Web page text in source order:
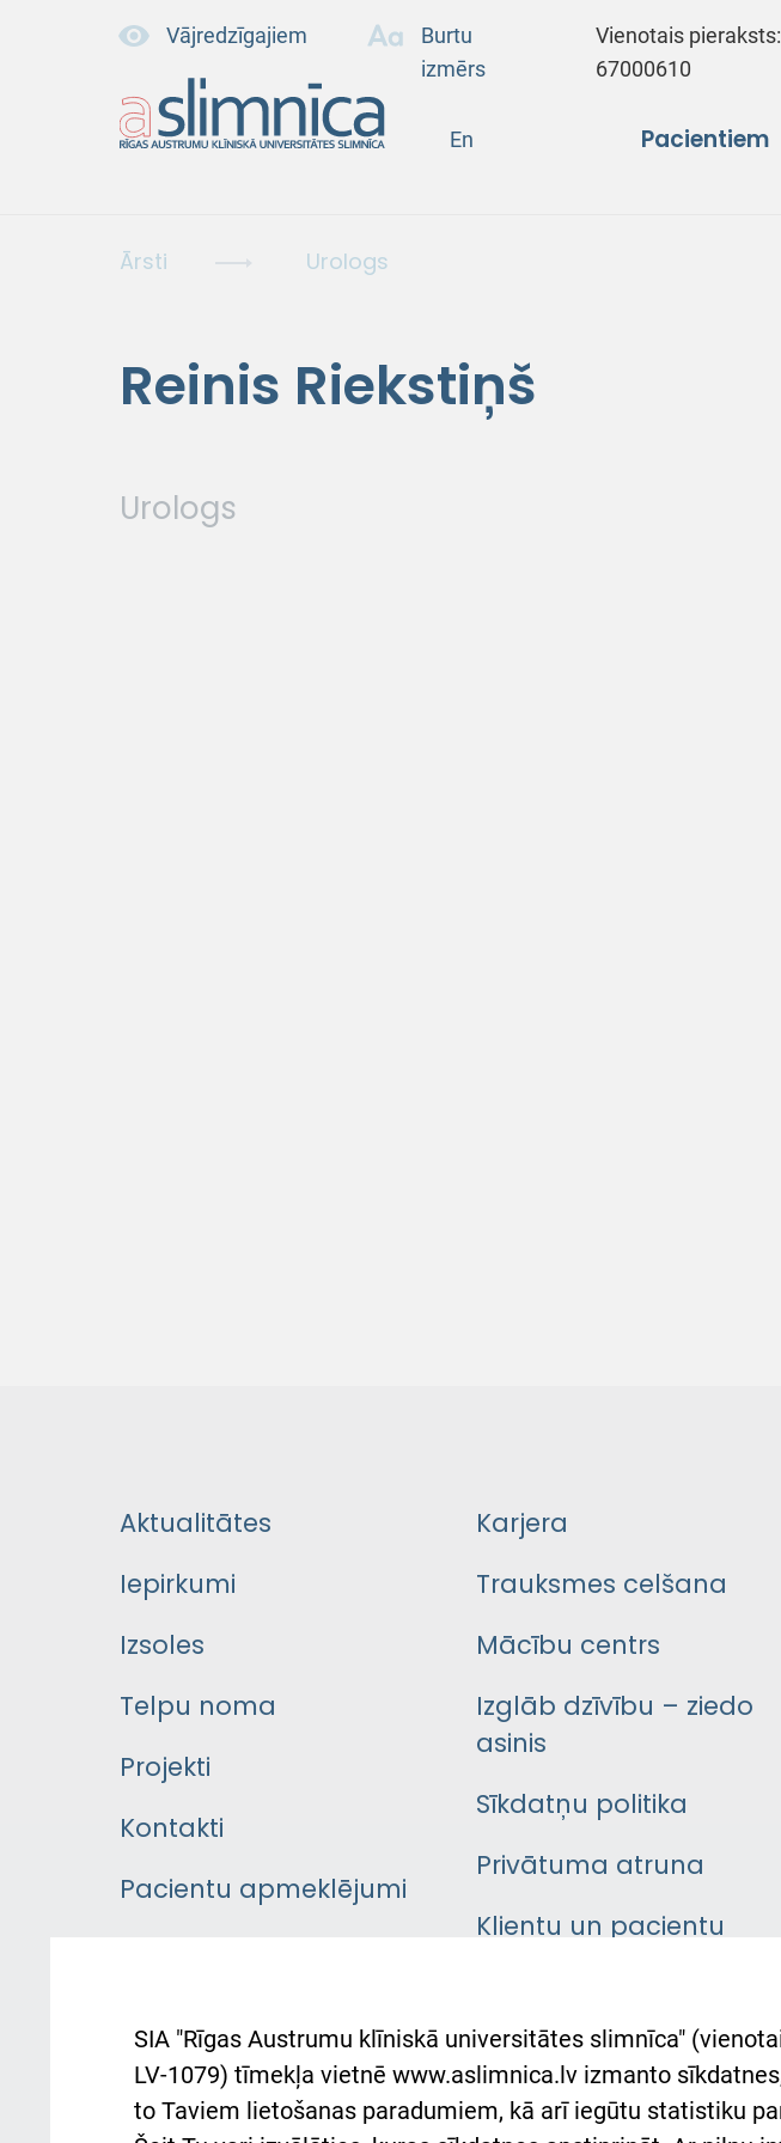
Vājredzīgajiem
Burtu
izmērs
Vienotais
67000610
En Pacientiem
Ārsti Urologs
Reinis Riekstiņš
Urologs
Aktualitātes
Iepirkumi
Izsoles
Telpu noma
Projekti
Kontakti
Pacientu apmeklējumi
Pacienta
atsauksmju/sūdzību
iesniegšanas kārtība
Karjera
Trauksmes celšana
Mācību centrs
Izglāb dzīvību – ziedo
asinis
Sīkdatņu politika
Privātuma atruna
Klientu un pacientu
Austrumu slimnīcas
atbalsts Ukrainai
Підтримка Східної лікарні
SIA "Rīgas Austrumu klīniskā universitātes slimnīca"
LV-1079) tīmekļa vietnē www.aslimnica.lv izmanto
to Taviem lietošanas paradumiem, kā arī iegūtu statistiku